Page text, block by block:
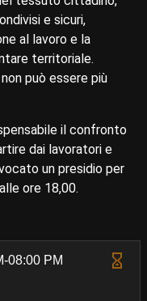
e sicuri,
al lavoro e la
territoriale.
può essere più
il confronto
dai lavoratori e
un presidio per
ore 18,00.
08:00 PM